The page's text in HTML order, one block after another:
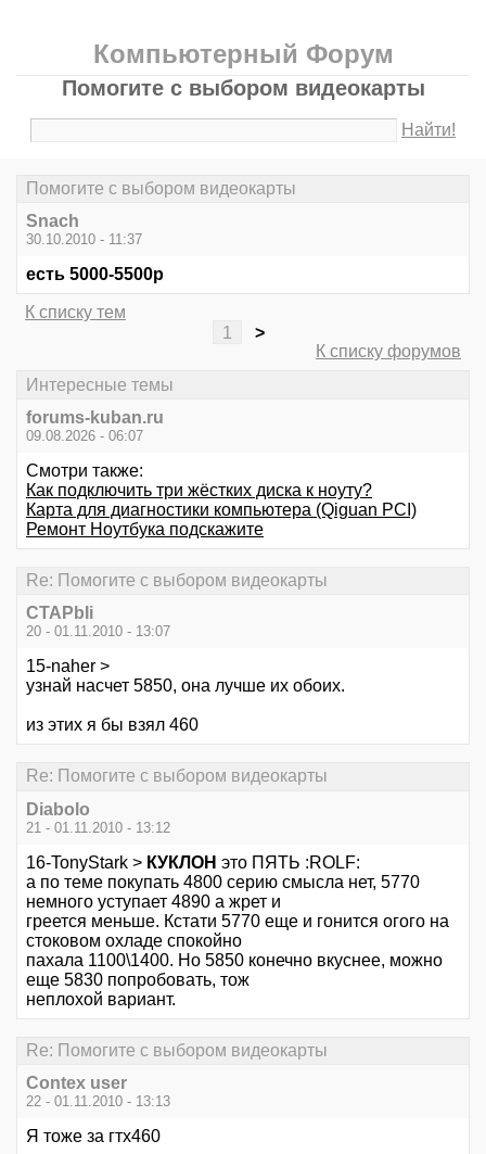
Компьютерный Форум
Помогите с выбором видеокарты
Найти!
Помогите с выбором видеокарты
Snach
30.10.2010 - 11:37
есть 5000-5500р
К списку тем
1
>
К списку форумов
Интересные темы
forums-kuban.ru
09.08.2026 - 06:07
Смотри также:
Как подключить три жёстких диска к ноуту?
Карта для диагностики компьютера (Qiguan PCI)
Ремонт Ноутбука подскажите
Re: Помогите с выбором видеокарты
CTAPbIi
20 - 01.11.2010 - 13:07
15-naher >
узнай насчет 5850, она лучше их обоих.
из этих я бы взял 460
Re: Помогите с выбором видеокарты
Diabolo
21 - 01.11.2010 - 13:12
16-TonyStark > КУКЛОН это ПЯТЬ :ROLF:
а по теме покупать 4800 серию смысла нет, 5770
немного уступает 4890 а жрет и
греется меньше. Кстати 5770 еще и гонится огого на
стоковом охладе спокойно
пахала 1100\1400. Но 5850 конечно вкуснее, можно
еще 5830 попробовать, тож
неплохой вариант.
Re: Помогите с выбором видеокарты
Contex user
22 - 01.11.2010 - 13:13
Я тоже за гтх460